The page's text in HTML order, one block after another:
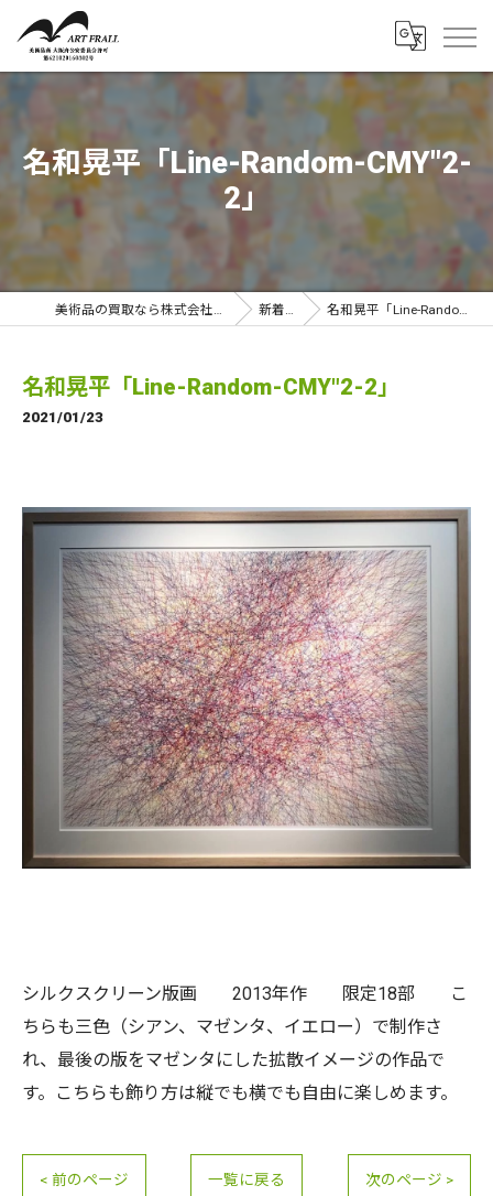
名和晃平「Line-Random-CMY"2-
2」
美術品の買取なら株式会社アートフラール 新着情報 名和晃平「Line-Random-CMY"2-2」
名和晃平「Line-Random-CMY"2-2」
2021/01/23
シルクスクリーン版画 2013年作 限定18部 こ
ちらも三色（シアン、マゼンタ、イエロー）で制作さ
れ、最後の版をマゼンタにした拡散イメージの作品で
す。こちらも飾り方は縦でも横でも自由に楽しめます。
< 前のページ 一覧に戻る 次のページ >